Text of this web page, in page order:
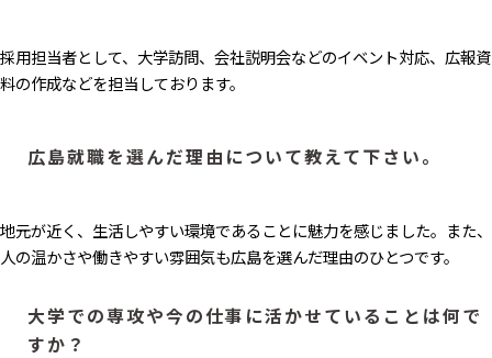
採用担当者として、大学訪問、会社説明会などのイベント対応、広報資
料の作成などを担当しております。
広島就職を選んだ理由について教えて下さい。
地元が近く、生活しやすい環境であることに魅力を感じました。また、
人の温かさや働きやすい雰囲気も広島を選んだ理由のひとつです。
大学での専攻や今の仕事に活かせていることは何で
すか？